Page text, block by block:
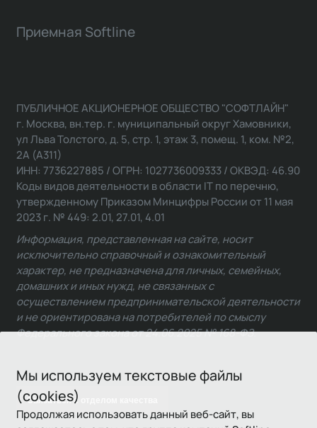
Мы используем текстовые файлы
(cookies)
Продолжая использовать данный веб-сайт, вы
Приемная Softline
Связаться с отделом качества
ПУБЛИЧНОЕ АКЦИОНЕРНОЕ ОБЩЕСТВО "СОФТЛАЙН"
г. Москва, вн.тер. г. муниципальный округ Хамовники,
ул Льва Толстого, д. 5, стр. 1, этаж 3, помещ. 1, ком. №2,
2А (А311)
ИНН: 7736227885 / ОГРН: 1027736009333 / ОКВЭД: 46.90
Коды видов деятельности в области IT по перечню,
утвержденному Приказом Минцифры России от 11 мая
2023 г. № 449: 2.01, 27.01, 4.01
Информация, представленная на сайте, носит
исключительно справочный и ознакомительный
характер, не предназначена для личных, семейных,
домашних и иных нужд, не связанных с
осуществлением предпринимательской деятельности
и не ориентирована на потребителей по смыслу
Федерального закона от 24.06.2025 № 168-ФЗ.